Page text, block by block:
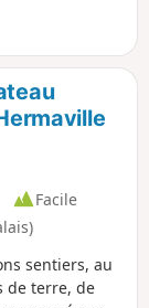
Facile
sentiers, au
de terre, de